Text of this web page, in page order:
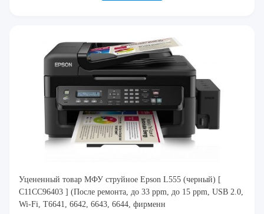
Уцененный товар МФУ струйное Epson L555 (черный) [
C11CC96403 ] (После ремонта, до 33 ppm, до 15 ppm, USB 2.0,
Wi-Fi, T6641, 6642, 6643, 6644, фирменн